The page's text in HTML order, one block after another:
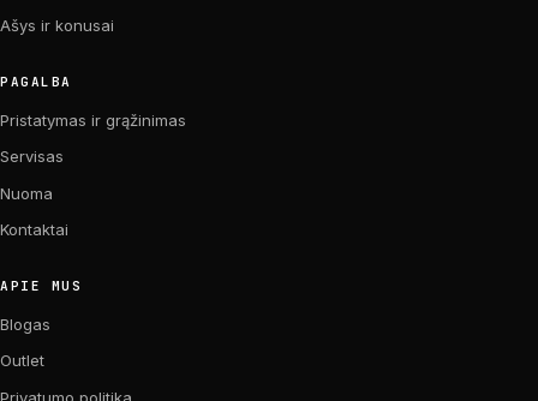
Ašys ir konusai
PAGALBA
Pristatymas ir grąžinimas
Servisas
Nuoma
Kontaktai
APIE MUS
Blogas
Outlet